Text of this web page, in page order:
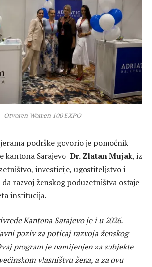
Otvoren Women 100 EXPO
podrške govorio je pomoćnik
kantona Sarajevo Dr. Zlatan Mujak, iz
investicije, ugostiteljstvo i
razvoj ženskog poduzetništva ostaje
institucija.
Kantona Sarajevo je i u 2026.
poziv za poticaj razvoja ženskog
program je namijenjen za subjekte
vlasništvu žena, a za ovu